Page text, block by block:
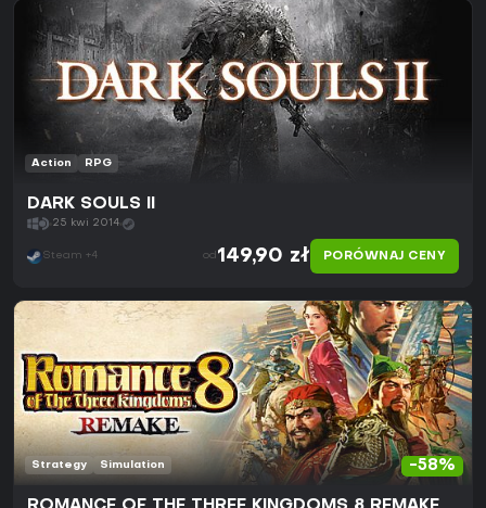
Action RPG
DARK SOULS II
25 kwi 2014
Steam +4 od 149,90 zł PORÓWNAJ CENY
-58%
Strategy Simulation